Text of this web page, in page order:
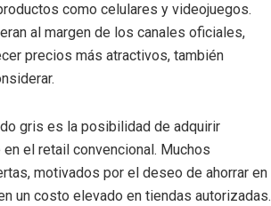
como celulares y videojuegos.
al margen de los canales oficiales,
precios más atractivos, también
gris es la posibilidad de adquirir
el retail convencional. Muchos
motivados por el deseo de ahorrar en
un costo elevado en tiendas autorizadas.